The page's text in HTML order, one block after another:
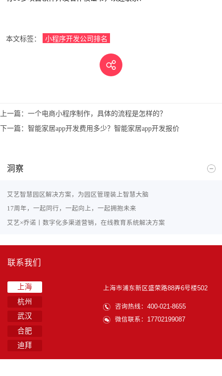
本文标签： 小程序开发公司排名
上一篇： 一个电商小程序制作，具体的流程是怎样的？
下一篇： 智能家居app开发费用多少？智能家居app开发报价
洞察
艾艺智慧园区解决方案，为园区管理装上智慧大脑
17周年，一起同行，一起向上，一起拥抱未来
艾艺×乔诺丨数字化多渠道营销，在线教育系统解决方案
联系我们
上海
杭州
武汉
合肥
迪拜
上海市浦东新区盛荣路88弄6号楼502
咨询热线：400-021-8655
微信联系：17702199087